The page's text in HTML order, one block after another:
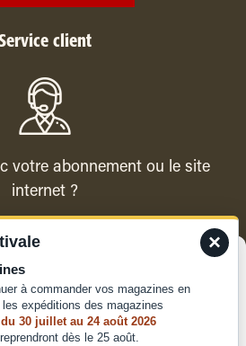
nous utilisons des technologies
et/ou accéder aux informations des
à ces technologies nous permettra de
le comportement de navigation ou les ID
client
votre abonnement ou le site
internet ?
le service client ×
à commander vos magazines en
expéditions des magazines
du 30 juillet au 24 août 2026
dès le 25 août.